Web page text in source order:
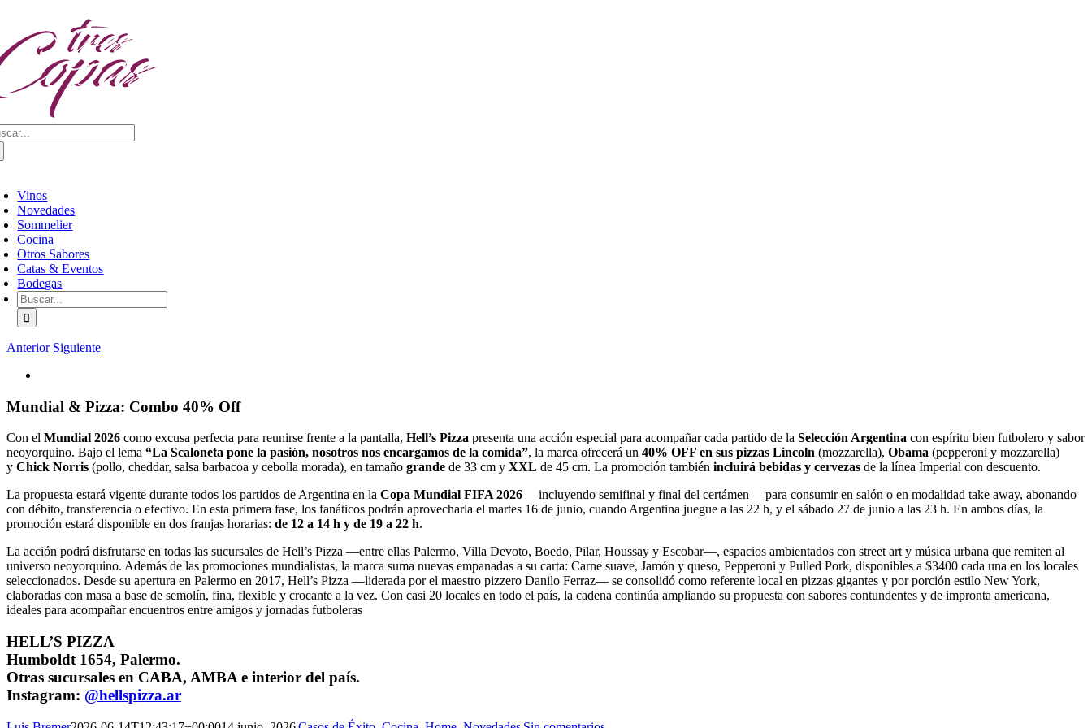
contenido
Vinos
Novedades
Sommelier
Cocina
Otros Sabores
Catas & Eventos
Bodegas
Buscar:
Anterior Siguiente
más
Mundial & Pizza: Combo 40% Off
Con el Mundial 2026 como excusa perfecta para reunirse frente a la pantalla, Hell’s Pizza presenta una acción especial para acompañar cada partido de la Selección Argentina con espíritu bien futbolero y sabor
neoyorquino. Bajo el lema “La Scaloneta pone la pasión, nosotros nos encargamos de la comida”, la marca ofrecerá un 40% OFF en sus pizzas Lincoln (mozzarella), Obama (pepperoni y mozzarella)
y Chick Norris (pollo, cheddar, salsa barbacoa y cebolla morada), en tamaño grande de 33 cm y XXL de 45 cm. La promoción también incluirá bebidas y cervezas de la línea Imperial con descuento.
La propuesta estará vigente durante todos los partidos de Argentina en la Copa Mundial FIFA 2026 —incluyendo semifinal y final del certámen— para consumir en salón o en modalidad take away, abonando
con débito, transferencia o efectivo. En esta primera fase, los fanáticos podrán aprovecharla el martes 16 de junio, cuando Argentina juegue a las 22 h, y el sábado 27 de junio a las 23 h. En ambos días, la
promoción estará disponible en dos franjas horarias: de 12 a 14 h y de 19 a 22 h.
La acción podrá disfrutarse en todas las sucursales de Hell’s Pizza —entre ellas Palermo, Villa Devoto, Boedo, Pilar, Houssay y Escobar—, espacios ambientados con street art y música urbana que remiten al
universo neoyorquino. Además de las promociones mundialistas, la marca suma nuevas empanadas a su carta: Carne suave, Jamón y queso, Pepperoni y Pulled Pork, disponibles a $3400 cada una en los locales
seleccionados. Desde su apertura en Palermo en 2017, Hell’s Pizza —liderada por el maestro pizzero Danilo Ferraz— se consolidó como referente local en pizzas gigantes y por porción estilo New York,
elaboradas con masa a base de semolín, fina, flexible y crocante a la vez. Con casi 20 locales en todo el país, la cadena continúa ampliando su propuesta con sabores contundentes y de impronta americana,
ideales para acompañar encuentros entre amigos y jornadas futboleras
HELL’S PIZZA
Humboldt 1654, Palermo.
Otras sucursales en CABA, AMBA e interior del país.
Instagram: @hellspizza.ar